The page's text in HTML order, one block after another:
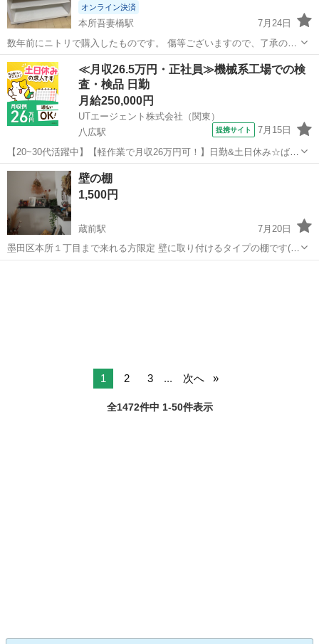
オンライン決済
本所吾妻橋駅
7月24日
数年前にニトリで購入したものです。 傷等ございますので、了承の上
ご購入ください。
東京 墨田区 本所吾妻橋駅 その他 ニトリ
≪月収26.5万円・正社員≫機械系工場での検
査・検品 日勤
月給250,000円
UTエージェント株式会社（関東）
八広駅
提携サイト 7月15日
【20~30代活躍中】【軽作業で月収26万円可！】日勤&土日休み☆ばね
用鋼線の検査など♪残業少なめ◎《Jbki1C》 詳細情報 ＼ばね用鋼線の
耐久検査など♪／ ＜具体的には…＞ ①各現場から製品の一部を回収す
る ②回収...
東京 墨田区 八広駅
壁の棚
1,500円
蔵前駅
7月20日
墨田区本所１丁目まで来れる方限定 壁に取り付けるタイプの棚です(木
製)
1 2 3 ... 次へ
全1472件中 1-50件表示